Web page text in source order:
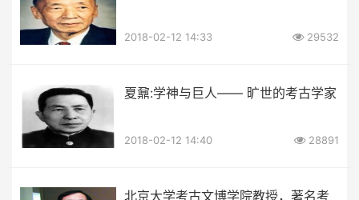
2018-02-12 14:33 29532
夏鼐:学神与巨人—— 旷世的考古学家
2018-02-12 14:40 28891
北京大学考古文博学院教授，著名考